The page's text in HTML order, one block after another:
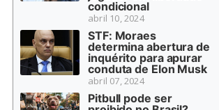
condicional
abril 10, 2024
STF: Moraes
determina abertura de
inquérito para apurar
conduta de Elon Musk
abril 07, 2024
Pitbull pode ser